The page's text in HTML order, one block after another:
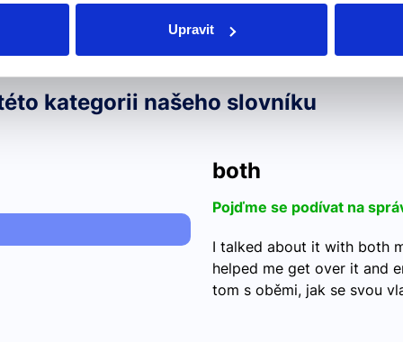
Upravit
kategorii našeho slovníku
both
Pojďme se podívat na
I talked about it with both
helped me get over it and
tom s oběmi, jak se svou